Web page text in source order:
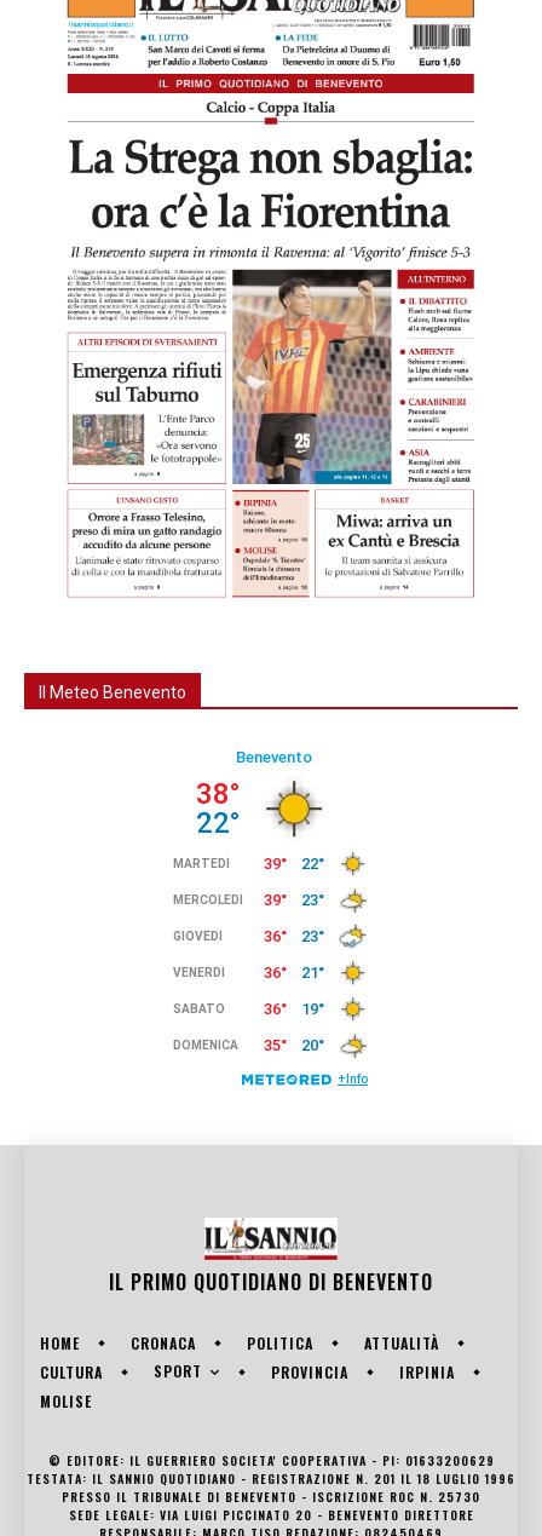
Il Meteo Benevento
IL PRIMO QUOTIDIANO DI BENEVENTO
HOME CRONACA POLITICA
ATTUALITÀ
CULTURA
SPORT PROVINCIA
IRPINIA
MOLISE
© EDITORE: IL GUERRIERO SOCIETA' COOPERATIVA - PI: 01633200629
TESTATA: IL SANNIO QUOTIDIANO - REGISTRAZIONE N. 201 IL 18 LUGLIO 1996
PRESSO IL TRIBUNALE DI BENEVENTO - ISCRIZIONE ROC N. 25730
SEDE LEGALE: VIA LUIGI PICCINATO 20 - BENEVENTO DIRETTORE